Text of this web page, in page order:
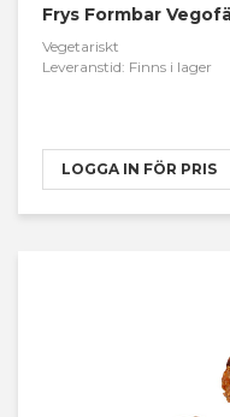
Frys Formbar
Vegetariskt
Leveranstid: Finns i lager
LOGGA IN FÖR PRIS